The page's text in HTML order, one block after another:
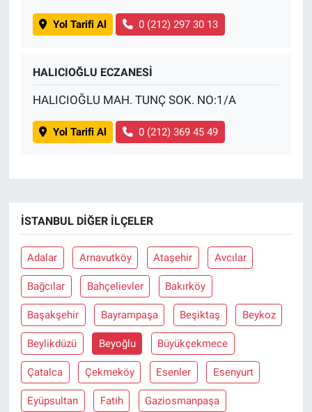
Yol Tarifi Al 0 (212) 297 30 13
HALICIOĞLU ECZANESİ
HALICIOĞLU MAH. TUNÇ SOK. NO:1/A
Yol Tarifi Al 0 (212) 369 45 49
İSTANBUL DIĞER İLÇELER
Adalar Arnavutköy Ataşehir Avcılar
Bağcılar Bahçelievler Bakırköy
Başakşehir Bayrampaşa Beşiktaş Beykoz
Beylikdüzü Beyoğlu Büyükçekmece
Çatalca Çekmeköy Esenler Esenyurt
Eyüpsultan Fatih Gaziosmanpaşa